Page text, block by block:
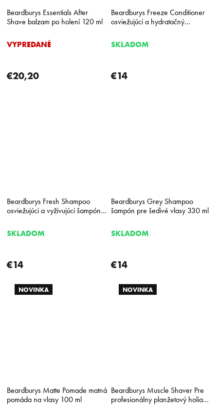
Beardburys Essentials After
Shave balzam po holení 120 ml
VYPREDANÉ
€20,20
Beardburys Freeze Conditioner
osviežujúci a hydratačný
SKLADOM
€14
Beardburys Fresh Shampoo
osviežujúci a vyživujúci šampón
SKLADOM
€14
Beardburys Grey Shampoo
šampón pre šedivé vlasy 330 ml
SKLADOM
€14
NOVINKA
Beardburys Matte Pomade matná
pomáda na vlasy 100 ml
NOVINKA
Beardburys Muscle Shaver Pre
profesionálny planžetový holiaci